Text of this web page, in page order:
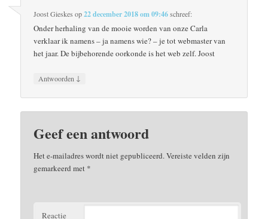
Joost Gieskes op22 december 2018 om 09:46schreef:
Onder herhaling van de mooie worden van onze Carla
verklaar ik namens – ja namens wie? – je tot webmaster van
het jaar. De bijbehorende oorkonde is het web zelf. Joost
Antwoorden ↓
Geef een antwoord
Het e-mailadres wordt niet gepubliceerd.Vereiste velden zijn
gemarkeerd met *
Reactie